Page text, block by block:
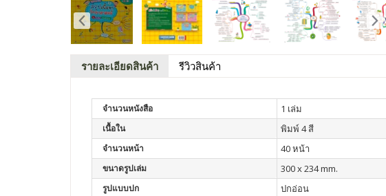
รายละเอียดสินค้า รีวิวสินค้า
จำนวนหนังสือ 1 เล่ม
เนื้อใน พิมพ์ 4 สี
จำนวนหน้า 40 หน้า
ขนาดรูปเล่ม 300 x 234 mm.
รูปแบบปก ปกอ่อน